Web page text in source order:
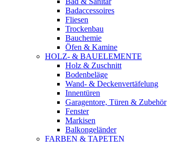
Badaccessoires
Fliesen
Trockenbau
Bauchemie
Öfen & Kamine
HOLZ- & BAUELEMENTE
Holz & Zuschnitt
Bodenbeläge
Wand- & Deckenvertäfelung
Innentüren
Garagentore, Türen & Zubehör
Fenster
Markisen
Balkongeländer
FARBEN & TAPETEN